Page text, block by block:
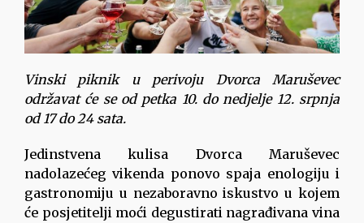
Vinski piknik u perivoju Dvorca Maruševec
održavat će se od petka 10. do nedjelje 12. srpnja
od 17 do 24 sata.
Jedinstvena kulisa Dvorca Maruševec
nadolazećeg vikenda ponovo spaja enologiju i
gastronomiju u nezaboravno iskustvo u kojem
će posjetitelji moći degustirati nagrađivana vina